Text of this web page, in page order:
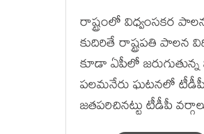
రాష్ట్రంలో విధ్వంసక‌ర
కుదిరితే రాష్ట్ర‌ప‌తి
కూడా ఏపీలో
ప‌ల‌మ‌నేరు ఘ‌ట‌న‌లో టీడీపీ
జ‌త‌ప‌రిచిన‌ట్టు టీడీపీ